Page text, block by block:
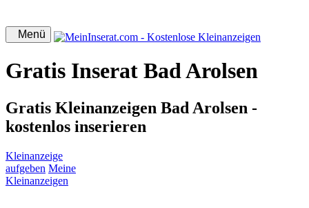
Menü
Gratis Inserat Bad Arolsen
Gratis Kleinanzeigen Bad Arolsen -
kostenlos inserieren
Kleinanzeige
aufgeben Meine
Kleinanzeigen